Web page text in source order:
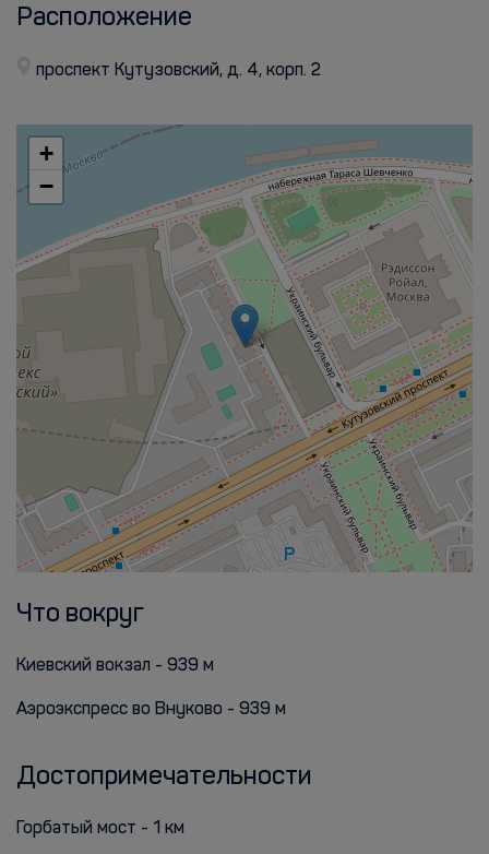
Расположение
проспект Кутузовский, д. 4, корп. 2
+
−
Что вокруг
Киевский вокзал - 939 м
Аэроэкспресс во Внуково - 939 м
Достопримечательности
Горбатый мост - 1 км